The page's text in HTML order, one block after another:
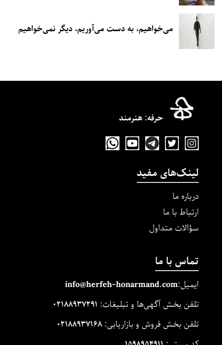
می‌خواهیم، به دست می‌آوریم، دیگر نمی‌خواهیم
حرفه‌: هنرمند
لینک‌های مفید
درباره ما
ارتباط با ما
سؤالات متداول
تماس با ما
ایمیل: info@herfeh-honarmand.com
تلفن بخش آگهی‌ها و تبلیغات:
تلفن بخش فروش و بازاریابی: